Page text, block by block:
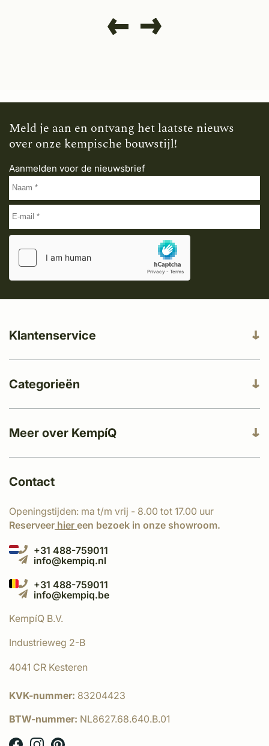
Meld je aan en ontvang het laatste nieuws
over onze kempische bouwstijl!
Aanmelden voor de nieuwsbrief
Meer over KempíQ
Klantenservice
Categorieën
Contact
Openingstijden: ma t/m vrij - 8.00 tot 17.00 uur
Reserveer hier een bezoek in onze showroom.
+31 488-759011
info@kempiq.nl
+31 488-759011
info@kempiq.be
KempíQ B.V.
Industrieweg 2-B
4041 CR Kesteren
KVK-nummer: 83204423
BTW-nummer: NL8627.68.640.B.01